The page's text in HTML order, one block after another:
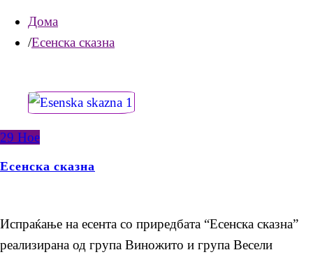
Дома
Есенска сказна
29 Ное
Есенска сказна
Испраќање на есента со приредбата “Есенска сказна”
реализирана од група Виножито и група Весели